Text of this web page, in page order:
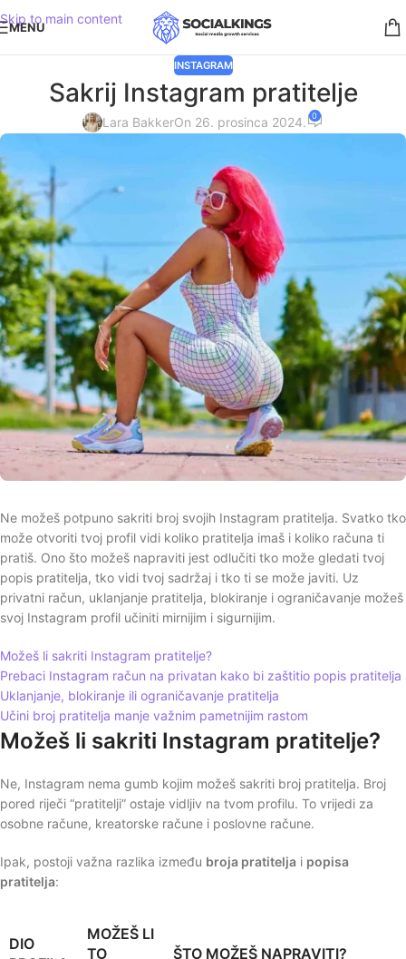
Skip to main content
MENU
INSTAGRAM
Sakrij Instagram pratitelje
Lara BakkerOn 26. prosinca 2024. 0
Ne možeš potpuno sakriti broj svojih Instagram pratitelja. Svatko tko
može otvoriti tvoj profil vidi koliko pratitelja imaš i koliko računa ti
pratiš. Ono što možeš napraviti jest odlučiti tko može gledati tvoj
popis pratitelja, tko vidi tvoj sadržaj i tko ti se može javiti. Uz
privatni račun, uklanjanje pratitelja, blokiranje i ograničavanje možeš
svoj Instagram profil učiniti mirnijim i sigurnijim.
Možeš li sakriti Instagram pratitelje?
Prebaci Instagram račun na privatan kako bi zaštitio popis pratitelja
Uklanjanje, blokiranje ili ograničavanje pratitelja
Učini broj pratitelja manje važnim pametnijim rastom
Možeš li sakriti Instagram pratitelje?
Ne, Instagram nema gumb kojim možeš sakriti broj pratitelja. Broj
pored riječi “pratitelji” ostaje vidljiv na tvom profilu. To vrijedi za
osobne račune, kreatorske račune i poslovne račune.
Ipak, postoji važna razlika između broja pratitelja i popisa
pratitelja:
DIO
MOŽEŠ LI
TO
ŠTO MOŽEŠ NAPRAVITI?